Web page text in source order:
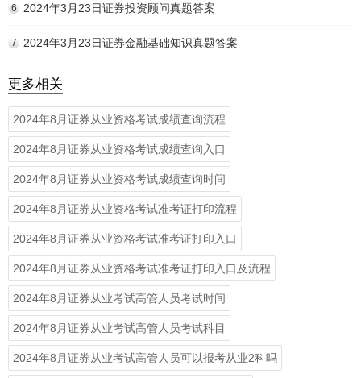
6 2024年3月23日证券投资顾问真题答案
7 2024年3月23日证券金融基础知识真题答案
更多相关
2024年8月证券从业资格考试成绩查询流程
2024年8月证券从业资格考试成绩查询入口
2024年8月证券从业资格考试成绩查询时间
2024年8月证券从业资格考试准考证打印流程
2024年8月证券从业资格考试准考证打印入口
2024年8月证券从业资格考试准考证打印入口及流程
2024年8月证券从业考试高管人员考试时间
2024年8月证券从业考试高管人员考试科目
2024年8月证券从业考试高管人员可以报考从业2科吗